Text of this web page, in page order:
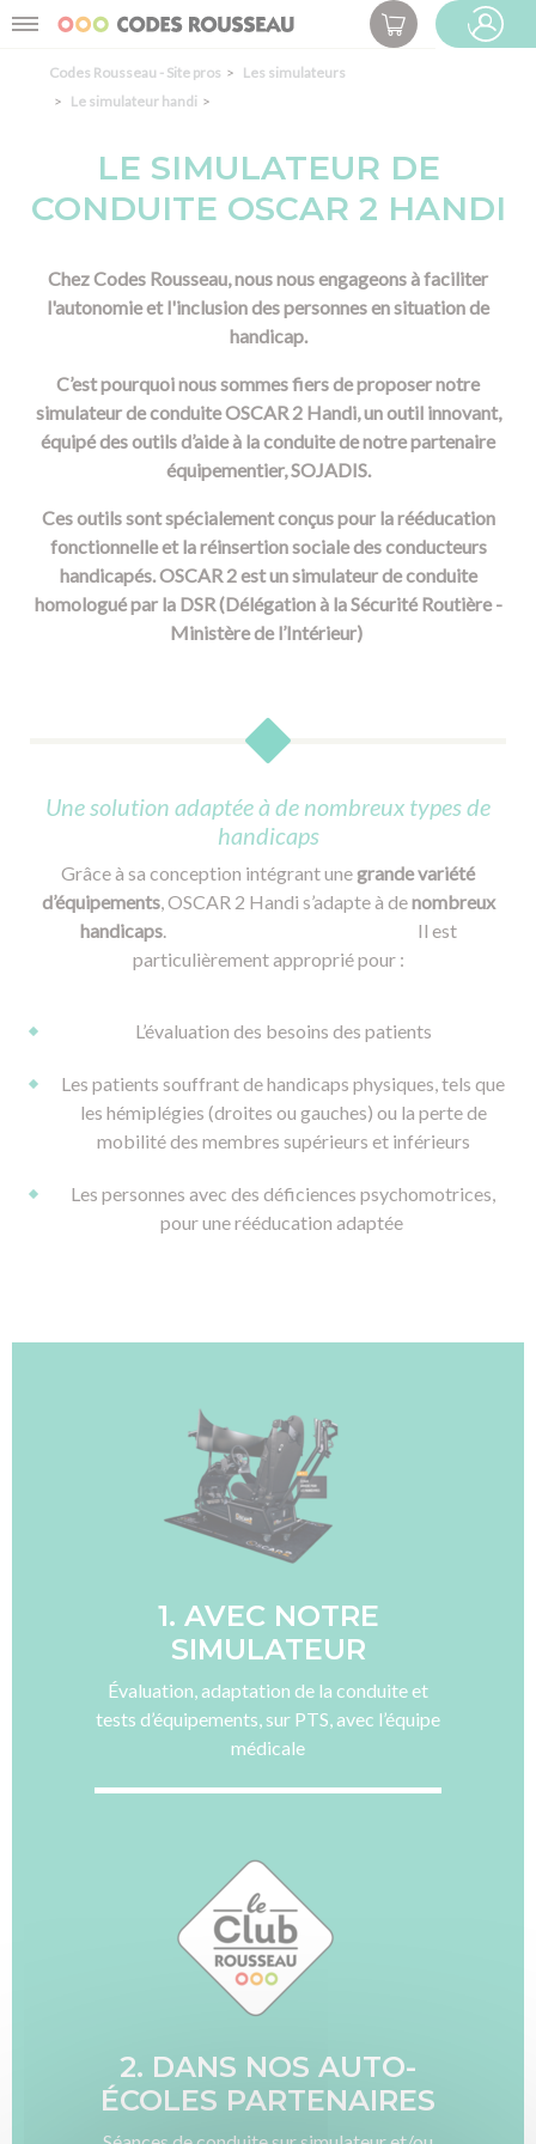
Menu
Codes Rousseau - Site pros
Les simulateurs
Le simulateur handi
LE SIMULATEUR DE
CONDUITE OSCAR 2 HANDI
Chez Codes Rousseau, nous nous engageons à faciliter
l'autonomie et l'inclusion des personnes en situation de
handicap.
C’est pourquoi nous sommes fiers de proposer notre
simulateur de conduite OSCAR 2 Handi, un outil innovant,
équipé des outils d’aide à la conduite de notre partenaire
équipementier, SOJADIS.
Ces outils sont spécialement conçus pour la rééducation
fonctionnelle et la réinsertion sociale des conducteurs
handicapés. OSCAR 2 est un simulateur de conduite
homologué par la DSR (Délégation à la Sécurité Routière -
Ministère de l’Intérieur)
Une solution adaptée à de nombreux types de
handicaps
Grâce à sa conception intégrant unegrande variété
d’équipements, OSCAR 2 Handi s’adapte à denombreux
handicaps. Il est
particulièrement approprié pour :
L’évaluation des besoins des patients
Les patients souffrant de handicaps physiques, tels que
les hémiplégies (droites ou gauches) ou la perte de
mobilité des membres supérieurs et inférieurs
Les personnes avec des déficiences psychomotrices,
pour une rééducation adaptée
1. AVEC NOTRE
SIMULATEUR
Évaluation, adaptation de la conduite et
tests d’équipements, sur PTS, avec l’équipe
médicale
2. DANS NOS AUTO-
ÉCOLES PARTENAIRES
Panneau de gestion des cookies